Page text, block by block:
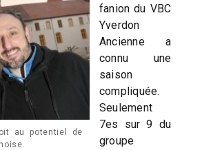
au potentiel de
fanion du VBC
Yverdon
Ancienne a
connu une
saison
compliquée.
Seulement
7es sur 9 du
groupe